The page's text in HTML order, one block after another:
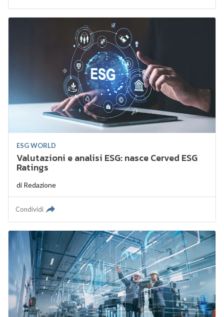
ESG WORLD
Valutazioni e analisi ESG: nasce Cerved ESG
Ratings
di Redazione
Condividi